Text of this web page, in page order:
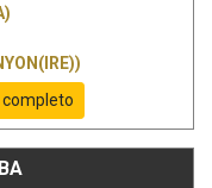
completo